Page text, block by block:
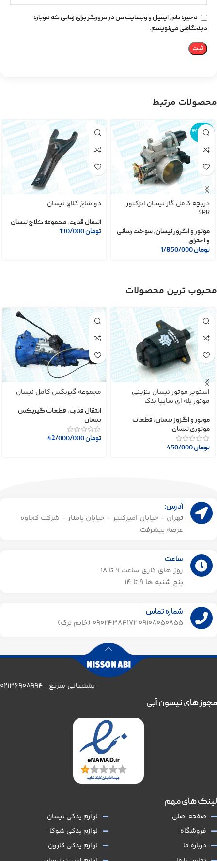
ذخیره نام، ایمیل و وبسایت من در مرورگر برای زمانی که دوباره
دیدگاهی می‌نویسم.
محصولات مرتبط
اتمام موجو
دی
دریچه کامل گاز نیسان انژکتور
SPR
موتور و اگزوز نیسان,سوخت رسانی
و احتراق
تومان
دو شاخ کلاچ نیسان
انتقال قدرت,مجموعه کلاچ نیسان
تومان
محبوب ترین محصولات
استوپر موتور نیسان بنزینی
موتور پله ای سایپا یدک
موتور و اگزوز نیسان, قطعات
موتوری نیسان
تومان
مجموعه گیربکس کامل نیسان
انتقال قدرت, قطعات گیربکس
نیسان
تومان
آدرس:
تهران - خیابان امیرکبیر - خیابان پامنار - شرکت کجاوه
عرصه پیشرفت
ساعت
روز های کاری ساعت ۹ تا 18
پنج شنبه ها 9 تا 14​
شماره تماس
09108050855 09024384172 (خانم ترک)
پشتیبانی سریع : 02136908994
لینک های مهم
صفحه اصلی
فروشگاه
درباره ما
لوازم یدکی نیسان
لوازم یدکی شوکا
لوازم یدکی کارون
مجوز های نیسون آبی